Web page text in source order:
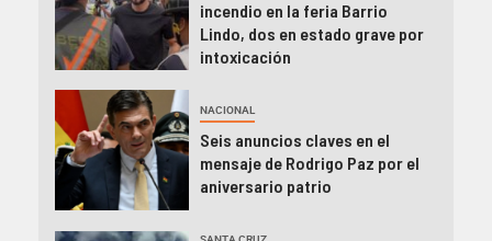
incendio en la feria Barrio
Lindo, dos en estado grave por
intoxicación
NACIONAL
Seis anuncios claves en el
mensaje de Rodrigo Paz por el
aniversario patrio